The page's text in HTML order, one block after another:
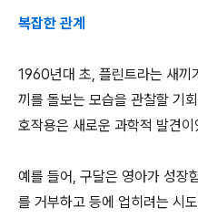
복잡한 관계
1960년대 초, 플린트라는 새끼
끼를 돌보는 모습을 관찰할 기
호작용은 새로운 과학적 발견이
예를 들어, 구달은 영아가 성장
를 거부하고 등에 업히려는 시